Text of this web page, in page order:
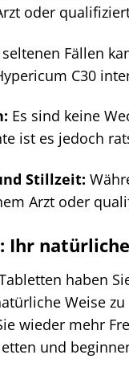
oder
Fällen
C30
Es sind keine
ist es jedoch
Stillzeit:
Arzt oder
Ihr
haben
Weise
wieder mehr
und